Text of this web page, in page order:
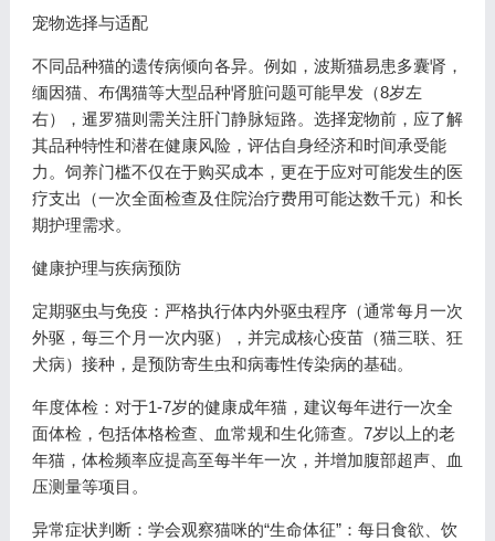
宠物选择与适配
不同品种猫的遗传病倾向各异。例如，波斯猫易患多囊肾，
缅因猫、布偶猫等大型品种肾脏问题可能早发（8岁左
右），暹罗猫则需关注肝门静脉短路。选择宠物前，应了解
其品种特性和潜在健康风险，评估自身经济和时间承受能
力。饲养门槛不仅在于购买成本，更在于应对可能发生的医
疗支出（一次全面检查及住院治疗费用可能达数千元）和长
期护理需求。
健康护理与疾病预防
定期驱虫与免疫：严格执行体内外驱虫程序（通常每月一次
外驱，每三个月一次内驱），并完成核心疫苗（猫三联、狂
犬病）接种，是预防寄生虫和病毒性传染病的基础。
年度体检：对于1-7岁的健康成年猫，建议每年进行一次全
面体检，包括体格检查、血常规和生化筛查。7岁以上的老
年猫，体检频率应提高至每半年一次，并增加腹部超声、血
压测量等项目。
异常症状判断：学会观察猫咪的“生命体征”：每日食欲、饮